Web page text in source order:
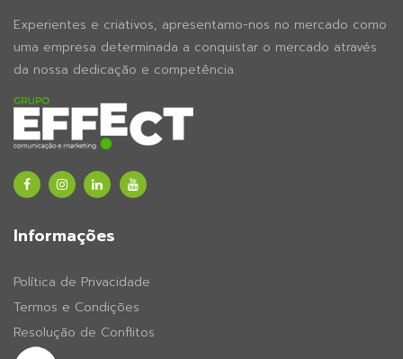
Experientes e criativos, apresentamo-nos no mercado como
uma empresa determinada a conquistar o mercado através
da nossa dedicação e competência.
Informações
Política de Privacidade
Termos e Condições
Resolução de Conflitos